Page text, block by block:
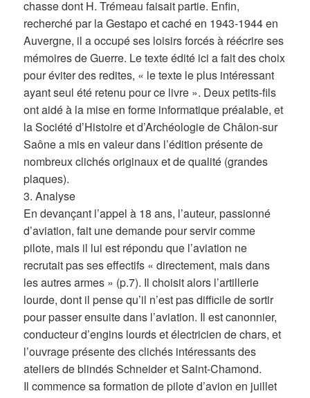
chasse dont H. Trémeau faisait partie. Enfin,
recherché par la Gestapo et caché en 1943-1944 en
Auvergne, il a occupé ses loisirs forcés à réécrire ses
mémoires de Guerre. Le texte édité ici a fait des choix
pour éviter des redites, « le texte le plus intéressant
ayant seul été retenu pour ce livre ». Deux petits-fils
ont aidé à la mise en forme informatique préalable, et
la Société d’Histoire et d’Archéologie de Châlon-sur
Saône a mis en valeur dans l’édition présente de
nombreux clichés originaux et de qualité (grandes
plaques).
3. Analyse
En devançant l’appel à 18 ans, l’auteur, passionné
d’aviation, fait une demande pour servir comme
pilote, mais il lui est répondu que l’aviation ne
recrutait pas ses effectifs « directement, mais dans
les autres armes » (p.7). Il choisit alors l’artillerie
lourde, dont il pense qu’il n’est pas difficile de sortir
pour passer ensuite dans l’aviation. Il est canonnier,
conducteur d’engins lourds et électricien de chars, et
l’ouvrage présente des clichés intéressants des
ateliers de blindés Schneider et Saint-Chamond.
Il commence sa formation de pilote d’avion en juillet